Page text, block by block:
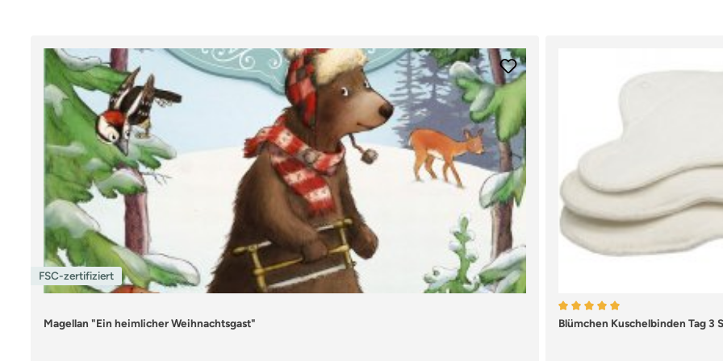
FSC-zertifiziert
Magellan "Ein heimlicher Weihnachtsgast" Durchschnittliche
Blümchen Kuschelbinden Tag 3